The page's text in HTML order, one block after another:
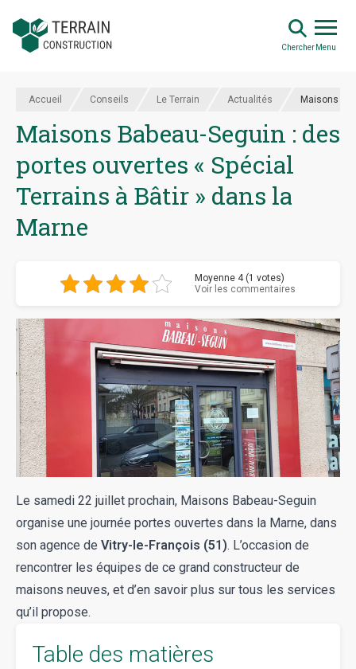
Chercher Menu
Accueil Conseils Le Terrain Actualités Maisons
Maisons Babeau-Seguin : des
portes ouvertes « Spécial
Terrains à Bâtir » dans la
Marne
Moyenne 4 (1 votes)
Voir les commentaires
Le samedi 22 juillet prochain, Maisons Babeau-Seguin
organise une journée portes ouvertes dans la Marne, dans
son agence de Vitry-le-François (51). L’occasion de
rencontrer les équipes de ce grand constructeur de
maisons neuves, et d’en savoir plus sur tous les services
qu’il propose.
Table des matières